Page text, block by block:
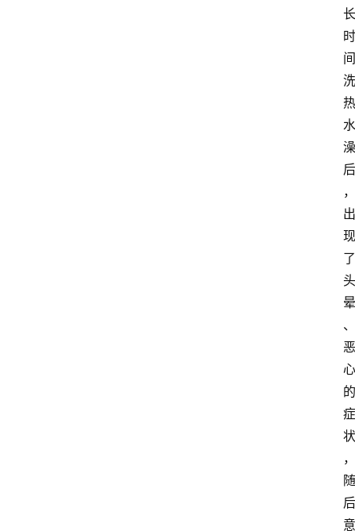
长
时
间
洗
热
水
澡
后
，
出
现
了
头
晕
、
恶
心
的
症
状
，
随
后
意